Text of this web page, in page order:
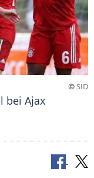
©SID
bei Ajax